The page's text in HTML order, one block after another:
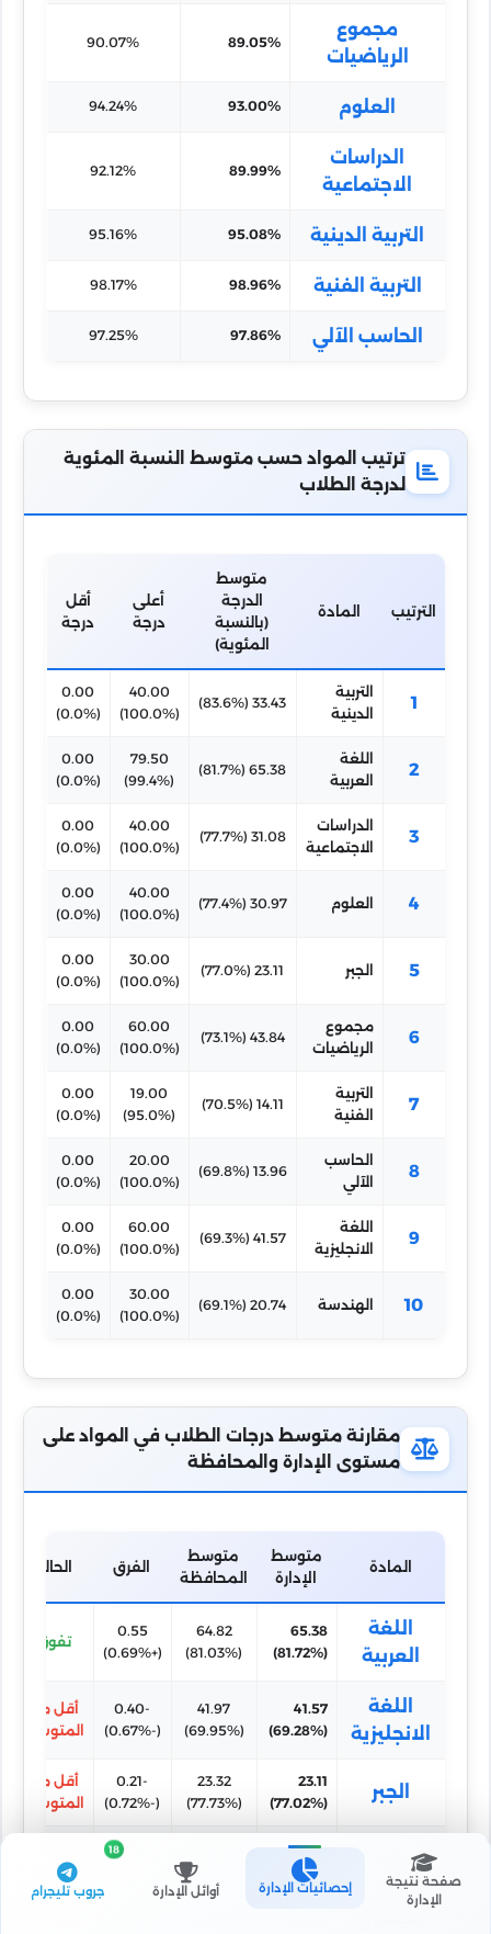
مجموع
الرياضيات
89.05%
90.07%
العلوم 93.00%
94.24%
الدراسات
الاجتماعية
89.99%
92.12%
التربية الدينية 95.08%
95.16%
التربية الفنية 98.96%
98.17%
الحاسب الآلي 97.86%
97.25%
ترتيب المواد حسب متوسط النسبة المئوية
لدرجة الطلاب
الترتيب المادة
متوسط
الدرجة
(بالنسبة
المئوية)
أعلى
درجة
أقل
درجة
1
التربية
الدينية
33.43 (83.6%)
40.00
(100.0%)
0.00
(0.0%)
2
اللغة
العربية
65.38 (81.7%)
79.50
(99.4%)
0.00
(0.0%)
3
الدراسات
الاجتماعية
31.08 (77.7%)
40.00
(100.0%)
0.00
(0.0%)
4 العلوم 30.97 (77.4%)
40.00
(100.0%)
0.00
(0.0%)
5 الجبر 23.11 (77.0%)
30.00
(100.0%)
0.00
(0.0%)
6
مجموع
الرياضيات
43.84 (73.1%)
60.00
(100.0%)
0.00
(0.0%)
7
التربية
الفنية
14.11 (70.5%)
19.00
(95.0%)
0.00
(0.0%)
8
الحاسب
الآلي
13.96 (69.8%)
20.00
(100.0%)
0.00
(0.0%)
9
اللغة
الانجليزية
41.57 (69.3%)
60.00
(100.0%)
0.00
(0.0%)
10 الهندسة 20.74 (69.1%)
30.00
(100.0%)
0.00
(0.0%)
مقارنة متوسط درجات الطلاب في المواد على
مستوى الإدارة والمحافظة
المادة
متوسط
الإدارة
متوسط
المحافظة
الفرق الحالة
اللغة
العربية
65.38
(81.72%)
64.82
(81.03%)
0.55
(+0.69%)
تفوق
اللغة
الانجليزية
41.57
(69.28%)
41.97
(69.95%)
-0.40
(-0.67%)
أقل من
المتوسط
الجبر
23.11
(77.02%)
23.32
(77.73%)
-0.21
(-0.72%)
أقل من
المتوسط
الهندسة
20.74
-0.54
المتوسط
صفحة نتيجة
الإدارة
إحصائيات الإدارة أوائل الإدارة جروب تليجرام
18